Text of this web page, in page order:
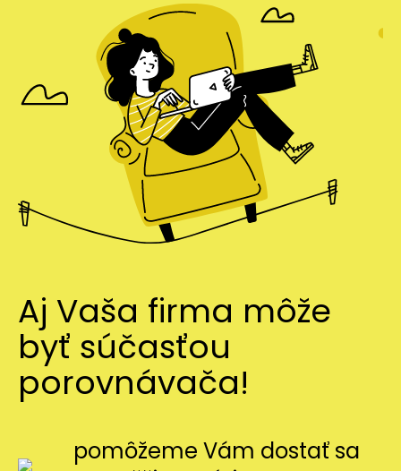
Aj Vaša firma môže
byť súčasťou
porovnávača!
pomôžeme Vám dostať sa